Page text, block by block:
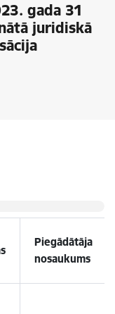
gada 31
juridiskā
Piegādātāja
nosaukums